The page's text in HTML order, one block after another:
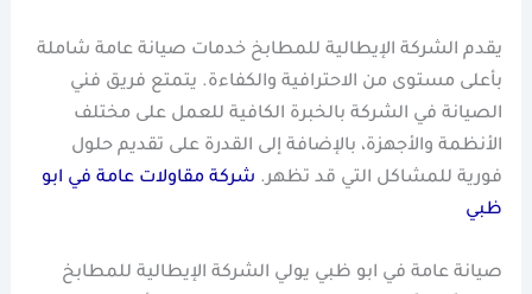
يقدم الشركة الإيطالية للمطابخ خدمات صيانة عامة شاملة
بأعلى مستوى من الاحترافية والكفاءة. يتمتع فريق فني
الصيانة في الشركة بالخبرة الكافية للعمل على مختلف
الأنظمة والأجهزة، بالإضافة إلى القدرة على تقديم حلول
فورية للمشاكل التي قد تظهر. شركة مقاولات عامة في ابو
ظبي
صيانة عامة في ابو ظبي يولي الشركة الإيطالية للمطابخ